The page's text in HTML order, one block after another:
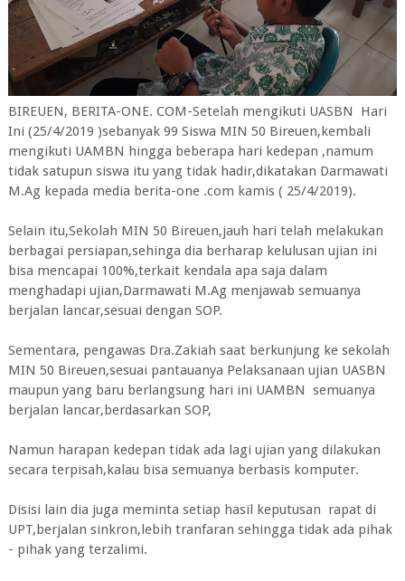
BIREUEN, BERITA-ONE. COM-Setelah mengikuti UASBN Hari
Ini (25/4/2019 )sebanyak 99 Siswa MIN 50 Bireuen,kembali
mengikuti UAMBN hingga beberapa hari kedepan ,namum
tidak satupun siswa itu yang tidak hadir,dikatakan Darmawati
M.Ag kepada media berita-one .com kamis ( 25/4/2019).
Selain itu,Sekolah MIN 50 Bireuen,jauh hari telah melakukan
berbagai persiapan,sehinga dia berharap kelulusan ujian ini
bisa mencapai 100%,terkait kendala apa saja dalam
menghadapi ujian,Darmawati M.Ag menjawab semuanya
berjalan lancar,sesuai dengan SOP.
Sementara, pengawas Dra.Zakiah saat berkunjung ke sekolah
MIN 50 Bireuen,sesuai pantauanya Pelaksanaan ujian UASBN
maupun yang baru berlangsung hari ini UAMBN semuanya
berjalan lancar,berdasarkan SOP,
Namun harapan kedepan tidak ada lagi ujian yang dilakukan
secara terpisah,kalau bisa semuanya berbasis komputer.
Disisi lain dia juga meminta setiap hasil keputusan rapat di
UPT,berjalan sinkron,lebih tranfaran sehingga tidak ada pihak
- pihak yang terzalimi.